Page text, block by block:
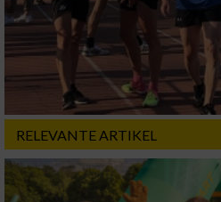
RELEVANTE ARTIKEL